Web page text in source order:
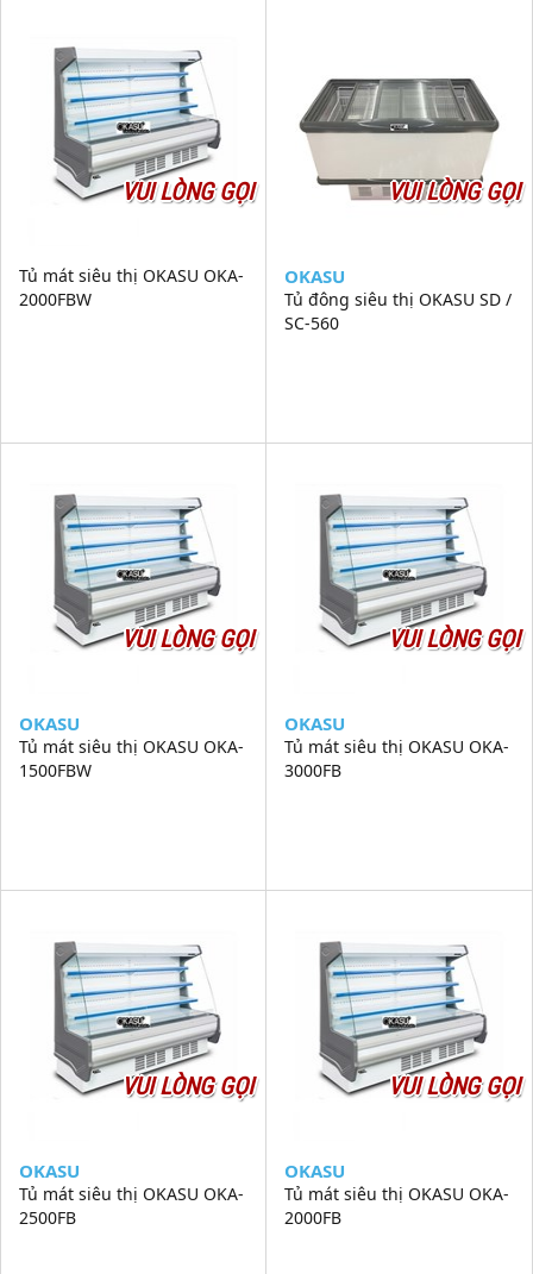
VUI LÒNG GỌI
Tủ mát siêu thị OKASU OKA-
2000FBW
VUI LÒNG GỌI
OKASU
Tủ đông siêu thị OKASU SD /
SC-560
VUI LÒNG GỌI
OKASU
Tủ mát siêu thị OKASU OKA-
1500FBW
VUI LÒNG GỌI
OKASU
Tủ mát siêu thị OKASU OKA-
3000FB
VUI LÒNG GỌI
OKASU
Tủ mát siêu thị OKASU OKA-
2500FB
VUI LÒNG GỌI
OKASU
Tủ mát siêu thị OKASU OKA-
2000FB